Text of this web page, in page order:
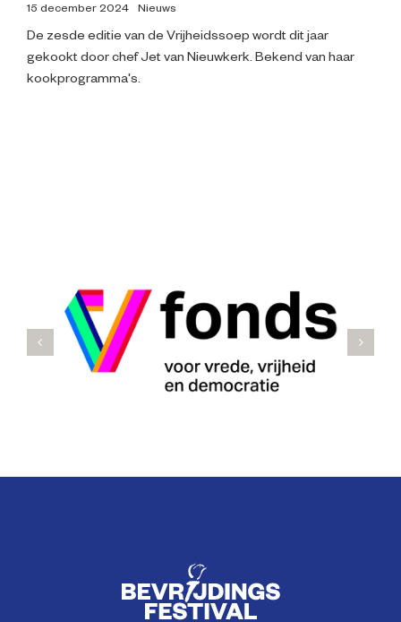
15 december 2024 Nieuws
De zesde editie van de Vrijheidssoep wordt dit jaar
gekookt door chef Jet van Nieuwkerk. Bekend van haar
kookprogramma's.